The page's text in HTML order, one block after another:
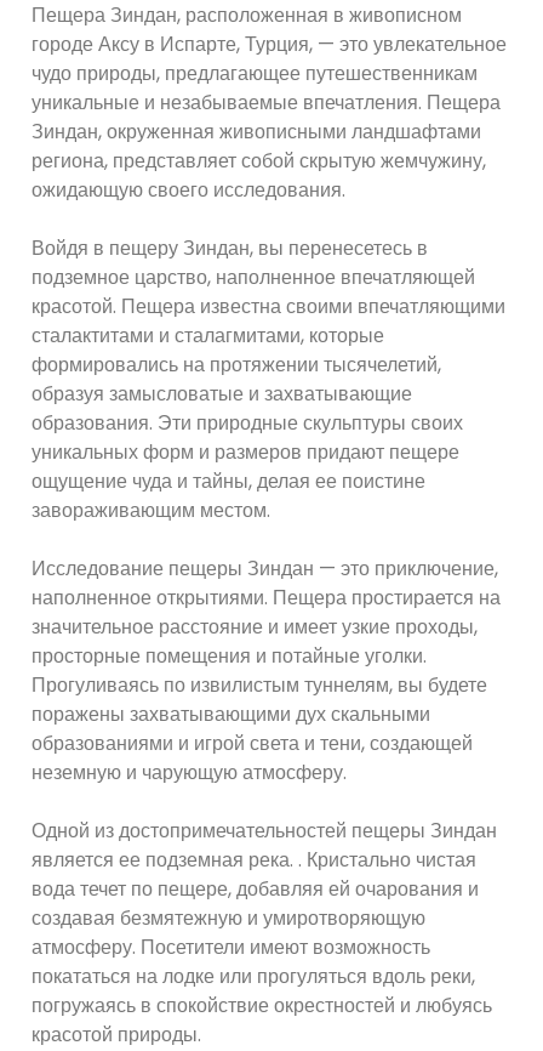
Пещера Зиндан, расположенная в живописном
городе Аксу в Испарте, Турция, — это увлекательное
чудо природы, предлагающее путешественникам
уникальные и незабываемые впечатления. Пещера
Зиндан, окруженная живописными ландшафтами
региона, представляет собой скрытую жемчужину,
ожидающую своего исследования.
Войдя в пещеру Зиндан, вы перенесетесь в
подземное царство, наполненное впечатляющей
красотой. Пещера известна своими впечатляющими
сталактитами и сталагмитами, которые
формировались на протяжении тысячелетий,
образуя замысловатые и захватывающие
образования. Эти природные скульптуры своих
уникальных форм и размеров придают пещере
ощущение чуда и тайны, делая ее поистине
завораживающим местом.
Исследование пещеры Зиндан — это приключение,
наполненное открытиями. Пещера простирается на
значительное расстояние и имеет узкие проходы,
просторные помещения и потайные уголки.
Прогуливаясь по извилистым туннелям, вы будете
поражены захватывающими дух скальными
образованиями и игрой света и тени, создающей
неземную и чарующую атмосферу.
Одной из достопримечательностей пещеры Зиндан
является ее подземная река. . Кристально чистая
вода течет по пещере, добавляя ей очарования и
создавая безмятежную и умиротворяющую
атмосферу. Посетители имеют возможность
покататься на лодке или прогуляться вдоль реки,
погружаясь в спокойствие окрестностей и любуясь
красотой природы.